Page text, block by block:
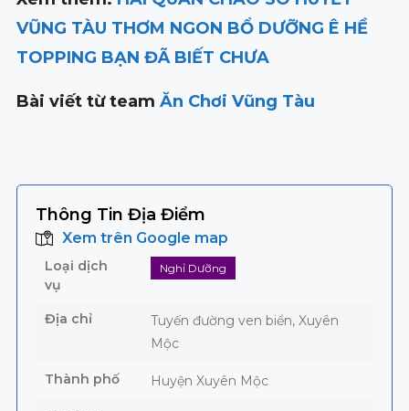
VŨNG TÀU THƠM NGON BỔ DƯỠNG Ê HỀ
TOPPING BẠN ĐÃ BIẾT CHƯA
Bài viết từ team Ăn Chơi Vũng Tàu
Thông Tin Địa Điểm
Xem trên Google map
Loại dịch
vụ
Nghỉ Dưỡng
Địa chỉ
Tuyến đường ven biển, Xuyên
Mộc
Thành phố Huyện Xuyên Mộc